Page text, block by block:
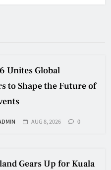
Unites Global
to Shape the Future of
AUG 8, 2026 0
Gears Up for Kuala